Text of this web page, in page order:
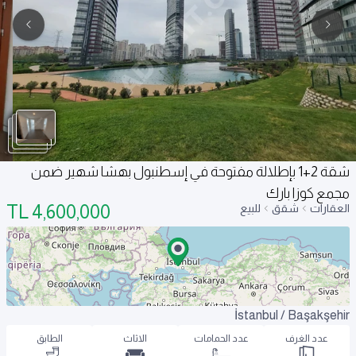
شقة 2+1 بإطلالة مفتوحة في إسطنبول بهشا شهير ضمن
مجمع كوزا بارك
العقارات شقق للبيع 4,600,000
TL
İstanbul / Başakşehir
عدد الغرف عدد الحمامات الاثاث الطابق